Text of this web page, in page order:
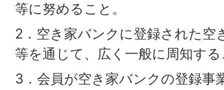
等に努めること。
2．空き家バンクに登録された空
等を通じて、広く一般に周知す
3．会員が空き家バンクの登録事